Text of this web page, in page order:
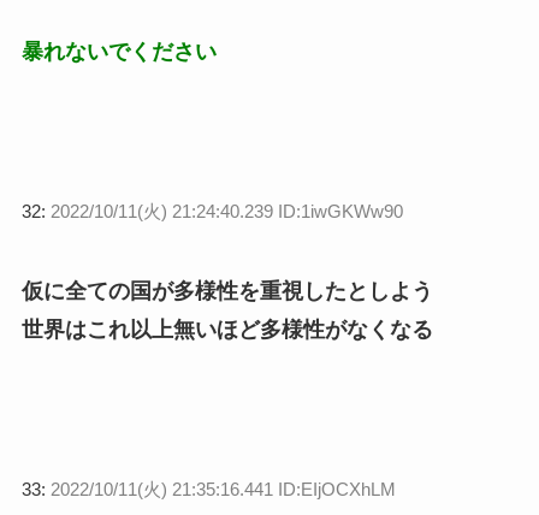
暴れないでください
32: 2022/10/11(火) 21:24:40.239 ID:1iwGKWw90
仮に全ての国が多様性を重視したとしよう
世界はこれ以上無いほど多様性がなくなる
33: 2022/10/11(火) 21:35:16.441 ID:EIjOCXhLM